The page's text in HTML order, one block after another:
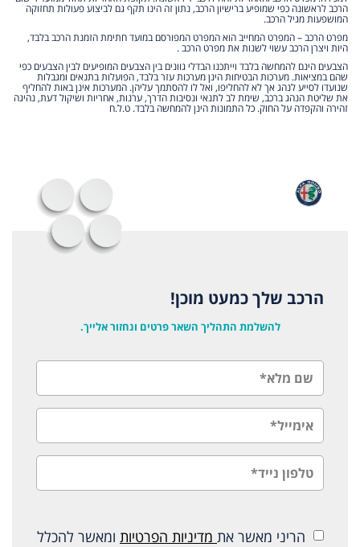
הרכב לראשונה כפי שמופיע ברישיון הרכב, נתון זה הינו תקף גם לביצוע פעולות תחזוקה
המושפעות מגיל הרכב.
מפרט הרכב – המפרט המחייב הוא המפרט המפורסם במועד חתימת הזמנת הרכב בלבד,
היות ויצרן הרכב עשוי לשנות את מפרט הרכב .
הצבעים הינם להמחשה בלבד וייתכנו הבדלי גוונים בין הצבעים המופיעים לבין הצבעים כפי
שהם במציאות. מערכות הבטיחות הינן מערכות עזר בלבד, הפועלות בתנאים ומגבלות
שנועדו לסייע לנהג אך לא להחליפו, ואל לו להסתמך עליהן. המערכות אינן באות להחליף
את שליטת הנהג ברכב, שימת לב לתנאי ונסיבות הדרך, ערנות, אחריות ושיקול דעת, נהיגה
זהירה והקפדה על החוק. כל התמונות הינן להמחשה בלבד. ט.ל.ח
הרכב שלך כמעט מוכן!
להשלמת התהליך השאר פרטים ונחזור אלייך.
הריני מאשר את מדיניות הפרטיות ומאשר להכלל